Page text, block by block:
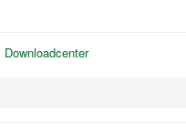
Downloadcenter